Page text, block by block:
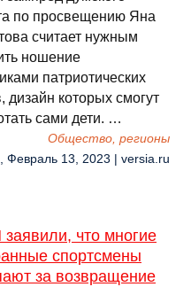
по просвещению Яна
считает нужным
ношение
патриотических
дизайн которых смогут
сами дети. …
Общество, регионы
Февраль 13, 2023 | versia.ru
что многие
спортсмены
за возвращение